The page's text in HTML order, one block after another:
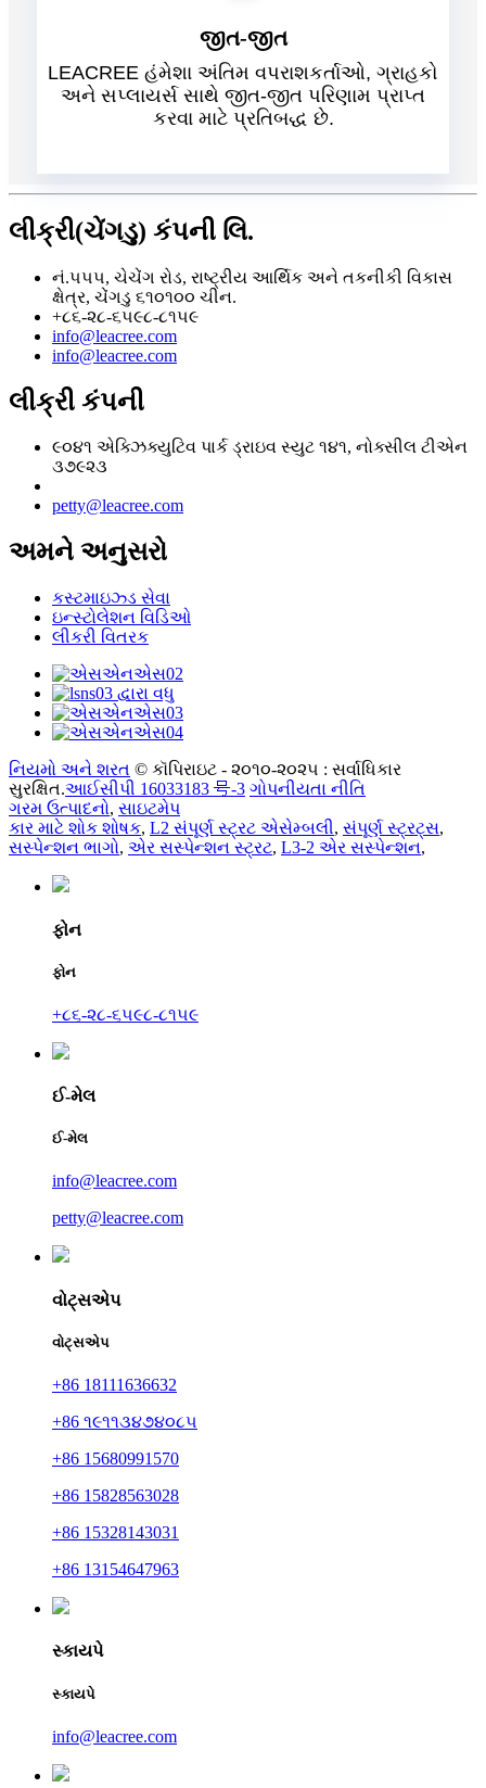
જીત-જીત
LEACREE હંમેશા અંતિમ વપરાશકર્તાઓ, ગ્રાહકો
અને સપ્લાયર્સ સાથે જીત-જીત પરિણામ પ્રાપ્ત
કરવા માટે પ્રતિબદ્ધ છે.
લીક્રી(ચેંગડુ) કંપની લિ.
નં.૫૫૫, ચેચેંગ રોડ, રાષ્ટ્રીય આર્થિક અને તકનીકી વિકાસ
ક્ષેત્ર, ચેંગડુ ૬૧૦૧૦૦ ચીન.
+૮૬-૨૮-૬૫૯૮-૮૧૫૯
info@leacree.com
info@leacree.com
લીક્રી કંપની
૯૦૪૧ એક્ઝિક્યુટિવ પાર્ક ડ્રાઇવ સ્યુટ ૧૪૧, નોક્સીલ ટીએન
૩૭૯૨૩
petty@leacree.com
અમને અનુસરો
કસ્ટમાઇઝ્ડ સેવા
ઇન્સ્ટોલેશન વિડિઓ
લીકરી વિતરક
નિયમો અને શરત © કૉપિરાઇટ - ૨૦૧૦-૨૦૨૫ : સર્વાધિકાર
સુરક્ષિત.આઈસીપી 16033183 号-3 ગોપનીયતા નીતિ
ગરમ ઉત્પાદનો, સાઇટમેપ
કાર માટે શોક શોષક, L2 સંપૂર્ણ સ્ટ્રટ એસેમ્બલી, સંપૂર્ણ સ્ટ્રટ્સ,
સસ્પેન્શન ભાગો, એર સસ્પેન્શન સ્ટ્રટ, L3-2 એર સસ્પેન્શન,
ફોન
ફોન
+૮૬-૨૮-૬૫૯૮-૮૧૫૯
ઈ-મેલ
ઈ-મેલ
info@leacree.com
petty@leacree.com
વોટ્સએપ
વોટ્સએપ
+86 18111636632
+86 ૧૯૧૧૩૪૭૪૦૮૫
+86 15680991570
+86 15828563028
+86 15328143031
+86 13154647963
સ્કાયપે
સ્કાયપે
info@leacree.com